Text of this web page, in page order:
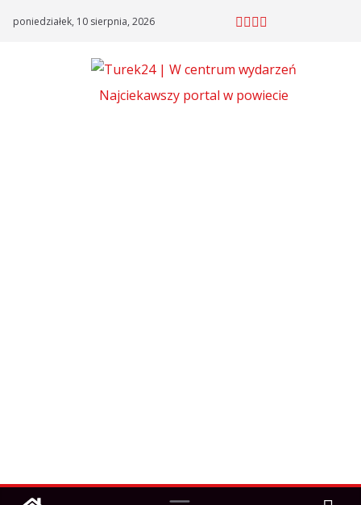
poniedziałek, 10 sierpnia, 2026
Najciekawszy portal w powiecie